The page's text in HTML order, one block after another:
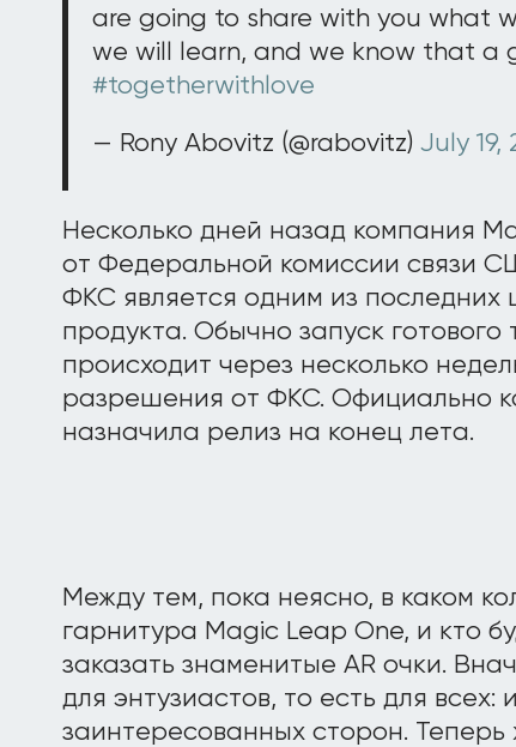
are going to share with you what
we will learn, and we know that a
#togetherwithlove
— Rony Abovitz (@rabovitz) July 19,
Несколько дней назад компания
от Федеральной комиссии связи
ФКС является одним из последних
продукта. Обычно запуск
происходит через несколько
разрешения от ФКС. Официально
назначила релиз на конец лета.
Между тем, пока неясно, в каком
гарнитура Magic Leap One, и кто
заказать знаменитые AR очки.
для энтузиастов, то есть для всех:
заинтересованных сторон. Теперь